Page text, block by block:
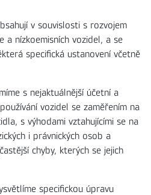
v souvislosti s rozvojem
a nízkoemisních vozidel, a se
specifická ustanovení včetně
s nejaktuálnější účetní a
vozidel se zaměřením na
s výhodami vztahujícími se na
i právnických osob a
chyby, kterých se jejich
specifickou úpravu